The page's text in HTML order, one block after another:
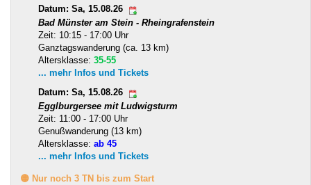
Datum: Sa, 15.08.26
Bad Münster am Stein - Rheingrafenstein
Zeit: 10:15 - 17:00 Uhr
Ganztagswanderung (ca. 13 km)
Altersklasse: 35-55
... mehr Infos und Tickets
Datum: Sa, 15.08.26
Egglburgersee mit Ludwigsturm
Zeit: 11:00 - 17:00 Uhr
Genußwanderung (13 km)
Altersklasse: ab 45
... mehr Infos und Tickets
🟡 Nur noch 3 TN bis zum Start